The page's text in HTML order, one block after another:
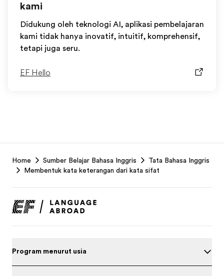
kami
Didukung oleh teknologi AI, aplikasi pembelajaran
kami tidak hanya inovatif, intuitif, komprehensif,
tetapi juga seru.
EF Hello
Footer
Home Sumber Belajar Bahasa Inggris
Tata Bahasa Inggris
Membentuk kata keterangan dari kata sifat
Program menurut usia